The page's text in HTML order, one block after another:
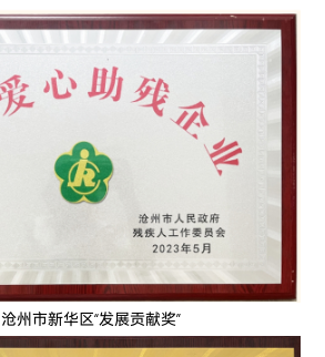
沧州市新华区“发展贡献奖”